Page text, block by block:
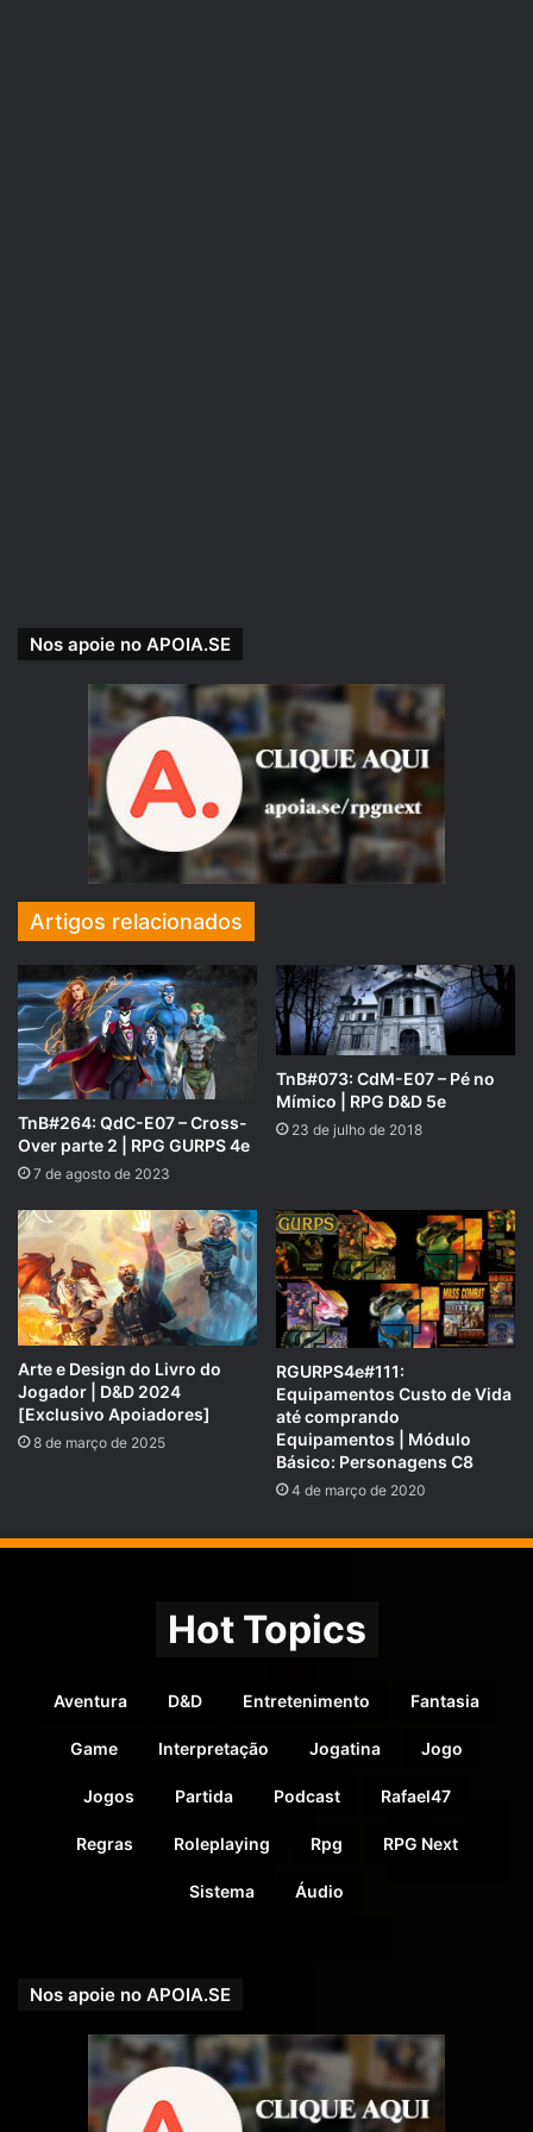
APOIE NOSSA CAUSA!
Nossa Campanha do PADRIM está no AR! Acesse e
veja nossas Metas e Recompensas para os patronos.
padrim.com.br/rpgnext
Se você preferir nos apoiar pelo PICPAY, acesse e
picpay.me/rpgnext
Doadores
Nos apoie no APOIA.SE
Artigos relacionados
TnB#264: QdC-E07 – Cross-
Over parte 2 | RPG GURPS 4e
7 de agosto de 2023
TnB#073: CdM-E07 – Pé no
Mímico | RPG D&D 5e
23 de julho de 2018
Arte e Design do Livro do
Jogador | D&D 2024
[Exclusivo Apoiadores]
8 de março de 2025
RGURPS4e#111:
Equipamentos Custo de Vida
até comprando
Equipamentos | Módulo
Básico: Personagens C8
4 de março de 2020
Hot Topics
Aventura D&D Entretenimento Fantasia
Game Interpretação Jogatina Jogo
Jogos Partida Podcast Rafael47
Regras Roleplaying Rpg RPG Next
Sistema Áudio
Nos apoie no APOIA.SE